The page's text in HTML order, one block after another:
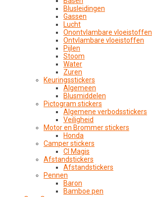
Blusleidingen
Gassen
Lucht
Onontvlambare vloeistoffen
Ontvlambare vloeistoffen
Pijlen
Stoom
Water
Zuren
Keuringsstickers
Algemeen
Blusmiddelen
Pictogram stickers
Algemene verbodsstickers
Veiligheid
Motor en Brommer stickers
Honda
Camper stickers
CI Magis
Afstandstickers
Afstandstickers
Pennen
Baron
Bamboe pen